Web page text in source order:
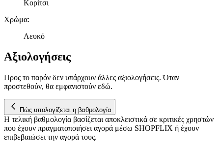
παρέχουμε λειτουργίες μέσων κοινωνικής δικτύωσης και να
αναλύουμε την κυκλοφορία μας. Εμείς και οι 1022 συνεργάτες
μας επεξεργαζόμαστε προσωπικά σας δεδομένα, π.χ. τη
διεύθυνση IP σας, χρησιμοποιώντας τεχνολογία όπως cookies
στη συσκευή σας, με σκοπό την προβολή εξατομικευμένων
διαφημίσεων και περιεχομένου, τις μετρήσεις σχετικά με
διαφημίσεις και περιεχόμενο, την καλύτερη εικόνα του κοινού
μας και την ανάπτυξη προϊόντων. Επίσης, κοινοποιούμε
τοποθεσίας μας στους συνεργάτες μέσων κοινωνικής
δικτύωσης, διαφημίσεων και ανάλυσης.
Κορίτσι
Χρώμα:
Λευκό
Αξιολογήσεις
Προς το παρόν δεν υπάρχουν άλλες αξιολογήσεις. Όταν
προστεθούν, θα εμφανιστούν εδώ.
Πώς υπολογίζεται η βαθμολογία
Η τελική βαθμολογία βασίζεται αποκλειστικά σε κριτικές χρηστών
που έχουν πραγματοποιήσει αγορά μέσω SHOPFLIX ή έχουν
επιβεβαιώσει την αγορά τους.